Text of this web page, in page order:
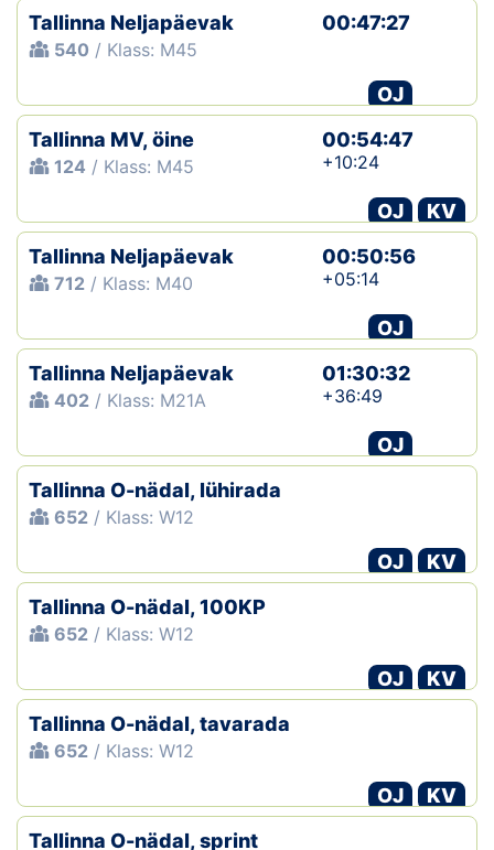
Tallinna Neljapäevak
540 / Klass: M45
00:47:27
OJ
Tallinna MV, öine
124 / Klass: M45
00:54:47
+10:24
OJ
KV
Tallinna Neljapäevak
712 / Klass: M40
00:50:56
+05:14
OJ
Tallinna Neljapäevak
402 / Klass: M21A
01:30:32
+36:49
OJ
Tallinna O-nädal, lühirada
652 / Klass: W12
OJ
KV
Tallinna O-nädal, 100KP
652 / Klass: W12
OJ
KV
Tallinna O-nädal, tavarada
652 / Klass: W12
OJ
KV
Tallinna O-nädal, sprint